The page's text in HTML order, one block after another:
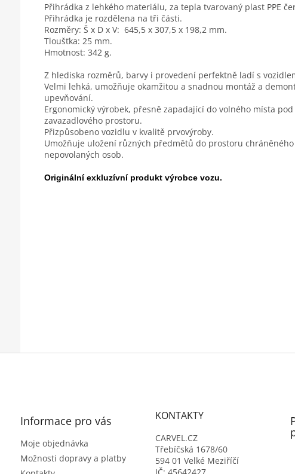
Přihrádka z lehkého materiálu, za tepla tvarovaný plast PPE
Přihrádka je rozdělena na tři části.
Rozměry: Š x D x V: 645,5 x 307,5 x 198,2 mm.
Tloušťka: 25 mm.
Hmotnost: 342 g.
Z hlediska rozměrů, barvy i provedení perfektně ladí s
Velmi lehká, umožňuje okamžitou a snadnou montáž a
upevňování.
Ergonomický výrobek, přesně zapadající do volného místa
zavazadlového prostoru.
Přizpůsobeno vozidlu v kvalitě prvovýroby.
Umožňuje uložení různých předmětů do prostoru
nepovolaných osob.
Originální exkluzívní produkt výrobce vozu.
Informace pro vás
Moje objednávka
Možnosti dopravy a platby
KONTAKTY
CARVEL.CZ
Třebíčská 1678/60
594 01 Velké Meziříčí